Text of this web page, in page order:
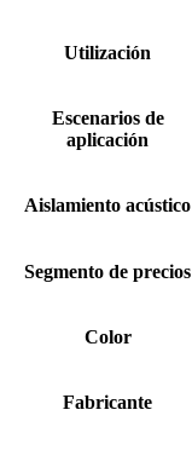
Utilización
Escenarios de
aplicación
Aislamiento acústico
Segmento de precios
Color
Fabricante